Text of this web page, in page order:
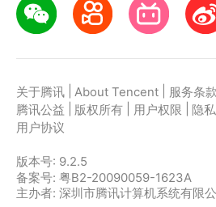
关于腾讯 About Tencent 服务条款
腾讯公益
版权所有 用户权限 隐
用户协议
版本号: 9.2.5
备案号: 粤B2-20090059-1623A
主办者: 深圳市腾讯计算机系统有限